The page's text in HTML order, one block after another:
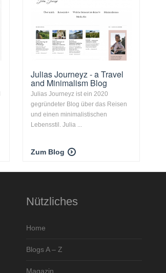
Julias Journeyz - a Travel
and Minimalism Blog
Julias Journeyz ist ein 2020
gegründeter Blog über das Reisen
und einen minimalistischen
Lebensstil. Julia ...
Zum Blog
Nützliches
Home
Blogs A – Z
Magazin